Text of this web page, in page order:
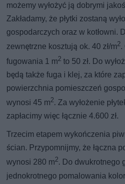
możemy wyłożyć ją dobrymi
Zakładamy, że płytki zostaną
gospodarczych oraz w kotłowni.
zewnętrzne kosztują ok. 40 zł/m2.
fugowania 1 m2 to 50 zł. Do
będą także fuga i klej, za które
powierzchnia pomieszczeń
wynosi 45 m2. Za wyłożenie
zapłacimy więc łącznie 4.600 zł.
Trzecim etapem wykończenia
ścian. Przypomnijmy, że łączna
wynosi 280 m2. Do dwukrotnego
jednokrotnego pomalowania